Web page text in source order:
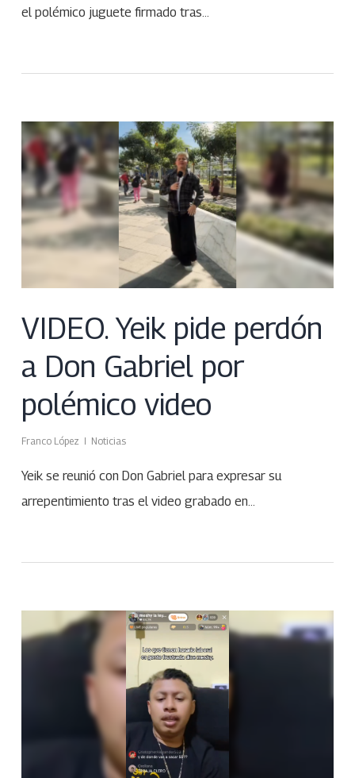
el polémico juguete firmado tras…
VIDEO. Yeik pide perdón
a Don Gabriel por
polémico video
Franco López Noticias
Yeik se reunió con Don Gabriel para expresar su
arrepentimiento tras el video grabado en…